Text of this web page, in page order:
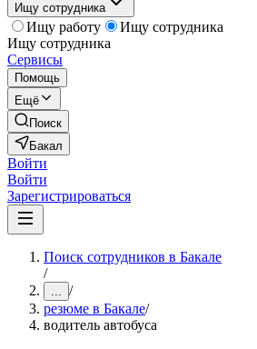
Ищу сотрудника
Ищу работу
Ищу сотрудника
Ищу сотрудника
Сервисы
Помощь
Ещё
Поиск
Бакал
Войти
Войти
Зарегистрироваться
Поиск сотрудников в Бакале
/
... /
резюме в Бакале/
водитель автобуса